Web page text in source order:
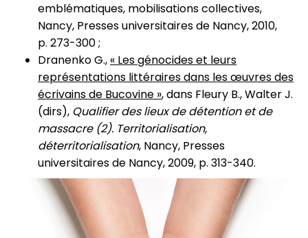
emblématiques, mobilisations collectives,
Nancy, Presses universitaires de Nancy, 2010,
p. 273-300 ;
Dranenko G., « Les génocides et leurs
représentations littéraires dans les œuvres des
écrivains de Bucovine », dans Fleury B., Walter J.
(dirs), Qualifier des lieux de détention et de
massacre (2). Territorialisation,
déterritorialisation, Nancy, Presses
universitaires de Nancy, 2009, p. 313-340.
Image